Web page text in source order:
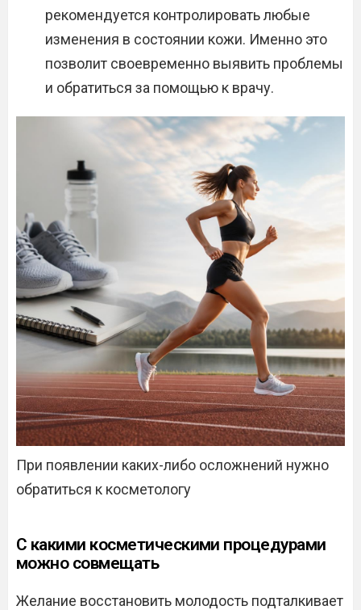
рекомендуется контролировать любые
изменения в состоянии кожи. Именно это
позволит своевременно выявить проблемы
и обратиться за помощью к врачу.
При появлении каких-либо осложнений нужно
обратиться к косметологу
С какими косметическими процедурами
можно совмещать
Желание восстановить молодость подталкивает